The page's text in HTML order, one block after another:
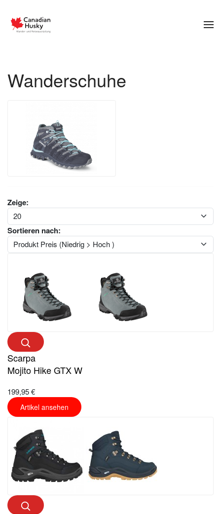
Zum Hauptinhalt springen
Wanderschuhe
Zeige:
Sortieren nach:
Scarpa
Mojito Hike GTX W
199,95 €
Artikel ansehen